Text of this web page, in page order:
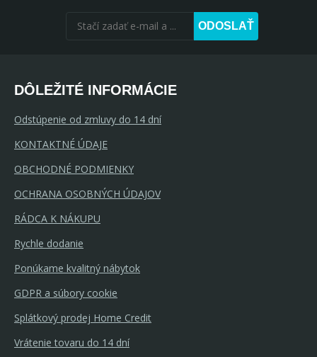
ODOSLAŤ
DÔLEŽITÉ INFORMÁCIE
Odstúpenie od zmluvy do 14 dní
KONTAKTNÉ ÚDAJE
OBCHODNÉ PODMIENKY
OCHRANA OSOBNÝCH ÚDAJOV
RÁDCA K NÁKUPU
Rychle dodanie
Ponúkame kvalitný nábytok
GDPR a súbory cookie
Splátkový prodej Home Credit
Vrátenie tovaru do 14 dní